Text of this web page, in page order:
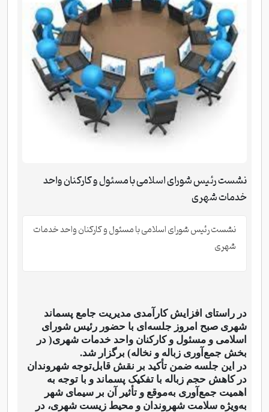
نشست رئیس شورای اسلامی با مسئول و کارکنان واحد
خدمات شهری
نشست رئیس شورای اسلامی با مسئول و کارکنان واحد خدمات
شهری
در راستای افزایش کارآمدی مدیریت جامع پسماند
شهری صبح امروز جلسه‌ای با حضور رئیس شورای
اسلامی و مسئول و کارکنان واحد خدمات شهری( در
بخش جمع‌آوری زباله و نخاله) برگزار شد.
در این جلسه ضمن تأکید بر نقش قابل‌توجه شهروندان
در کاهش حجم زباله با تفکیک پسماند و با توجه به
اهمیت جمع‌آوری به‌موقع و تأثیر آن بر سیمای شهر
به‌ویژه سلامت شهروندان و محیط زیست شهری، در